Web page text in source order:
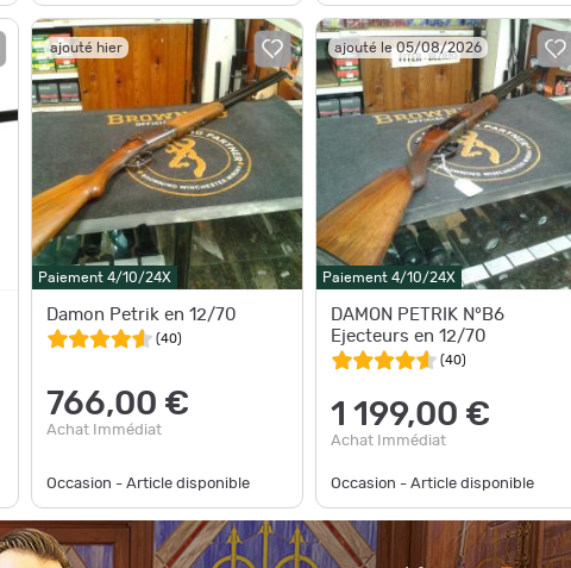
ajouté hier
Paiement 4/10/24X
Damon Petrik en 12/70
(40)
766,00 €
Achat Immédiat
Occasion - Article disponible
ajouté le 05/08/2026
Paiement 4/10/24X
DAMON PETRIK N°B6
Ejecteurs en 12/70
(40)
1 199,00 €
Achat Immédiat
Occasion - Article disponible